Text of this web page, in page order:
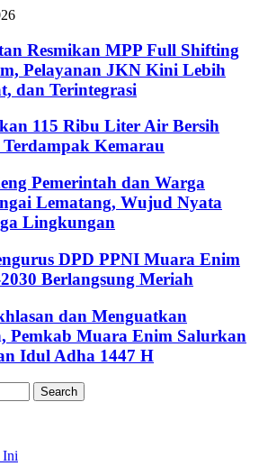
Resmikan MPP Full Shifting
Pelayanan JKN Kini Lebih
dan Terintegrasi
115 Ribu Liter Air Bersih
Kemarau
Pemerintah dan Warga
Lematang, Wujud Nyata
Lingkungan
DPD PPNI Muara Enim
Berlangsung Meriah
dan Menguatkan
Pemkab Muara Enim Salurkan
Idul Adha 1447 H
Ini